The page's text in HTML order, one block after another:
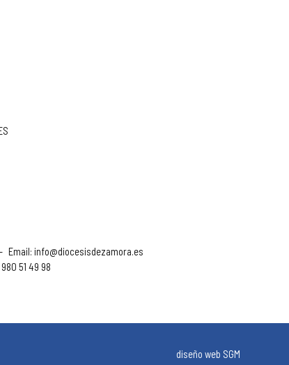
Email: info@diocesisdezamora.es
51 49 98
diseño web SGM